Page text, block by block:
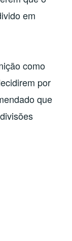
em
como
por
que